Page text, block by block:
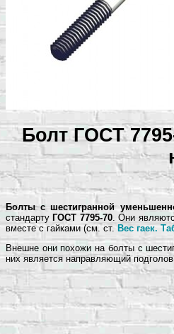
Болт ГОСТ
Болты с шестигранной
стандарту ГОСТ 7795-70. Они
вместе с гайками (см. ст. Вес гаек.
Внешне они похожи на болты с
них является направляющий